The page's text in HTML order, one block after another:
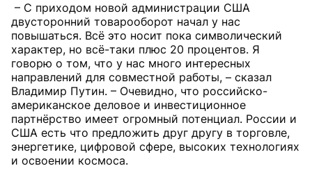
– С приходом новой администрации США
двусторонний товарооборот начал у нас
повышаться. Всё это носит пока символический
характер, но всё-таки плюс 20 процентов. Я
говорю о том, что у нас много интересных
направлений для совместной работы, – сказал
Владимир Путин. – Очевидно, что российско-
американское деловое и инвестиционное
партнёрство имеет огромный потенциал. России и
США есть что предложить друг другу в торговле,
энергетике, цифровой сфере, высоких технологиях
и освоении космоса.